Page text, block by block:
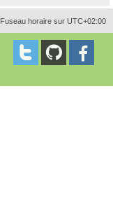
Fuseau horaire sur UTC+02:00